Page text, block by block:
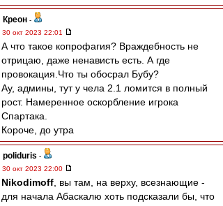
Креон -
30 окт 2023 22:01
А что такое копрофагия? Враждебность не
отрицаю, даже ненависть есть. А где
провокация.Что ты обосрал Бубу?
Ау, админы, тут у чела 2.1 ломится в полный
рост. Намеренное оскорбление игрока
Спартака.
Короче, до утра
poliduris -
30 окт 2023 22:00
Nikodimoff , вы там, на верху, всезнающие -
для начала Абаскалю хоть подсказали бы, что